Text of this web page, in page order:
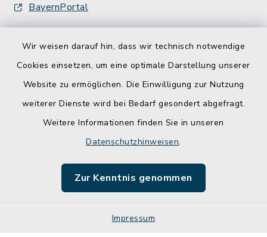
Wir weisen darauf hin, dass wir technisch notwendige
Cookies einsetzen, um eine optimale Darstellung unserer
Website zu ermöglichen. Die Einwilligung zur Nutzung
weiterer Dienste wird bei Bedarf gesondert abgefragt.
Weitere Informationen finden Sie in unseren
Datenschutzhinweisen.
Zur Kenntnis genommen
Impressum
BayernPortal
Barrierefreiheit
Impressum
Sitemap